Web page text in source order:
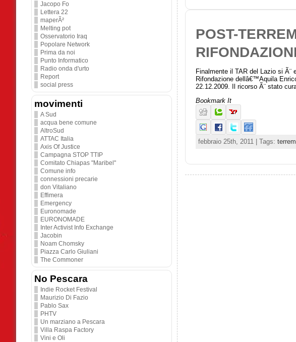
Jacopo Fo
Lettera 22
maperÃ²
Melting pot
Osservatorio Iraq
Popolare Network
Prima da noi
Punto Informatico
Radio onda d'urto
Report
social press
movimenti
A Sud
acqua bene comune
AltroSud
ATTAC Italia
Axis Of Justice
Campagna STOP TTIP
Comitato Chiapas "Maribel"
Comune info
connessioni precarie
don Vitaliano
Effimera
Emergency
Euronomade
EURONOMADE
Inter Activist Info Exchange
Jacobin
Noam Chomsky
Piazza Carlo Giuliani
The Commoner
No Pescara
Indie Rocket Festival
Maurizio Di Fazio
Pablo Sax
PHTV
Un marziano a Pescara
Villa Raspa Factory
Vini e Oli
POST-
Finalmente il TAR del Lazio si
Rifondazione dellâ€™Aquila
22.12.2009. Il ricorso Ã¨ stato
Bookmark It
febbraio 25th, 2011 | Tags: